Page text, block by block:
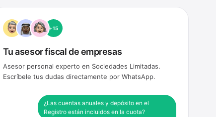
+15
Tu asesor fiscal de empresas
Asesor personal experto en Sociedades Limitadas.
Escríbele tus dudas directamente por WhatsApp.
¿Las cuentas anuales y depósito en el
Registro están incluidos en la cuota?